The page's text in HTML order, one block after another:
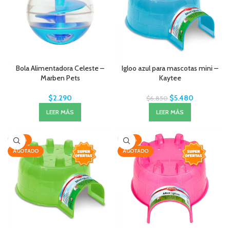
Bola Alimentadora Celeste –
Marben Pets
$2.290
LEER MÁS
Igloo azul para mascotas mini –
Kaytee
$6.850 $5.480
LEER MÁS
-20%
AGOTADO
-20%
AGOTADO